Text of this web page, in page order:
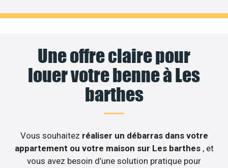
Une offre claire pour
louer votre benne à Les
barthes
Vous souhaitez réaliser un débarras dans votre
appartement ou votre maison sur Les barthes , et
vous avez besoin d’une solution pratique pour